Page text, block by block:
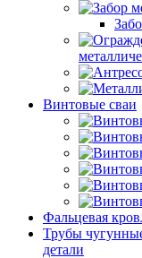
Винтовые сваи
Фальцевая
Трубы
детали